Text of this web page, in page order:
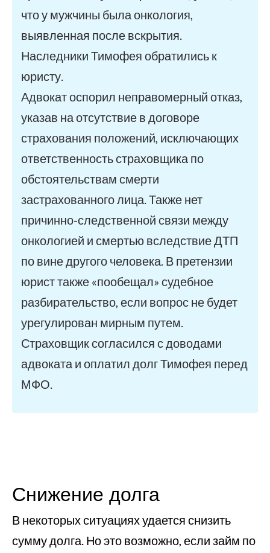
что у мужчины была онкология,
выявленная после вскрытия.
Наследники Тимофея обратились к
юристу.
Адвокат оспорил неправомерный отказ,
указав на отсутствие в договоре
страхования положений, исключающих
ответственность страховщика по
обстоятельствам смерти
застрахованного лица. Также нет
причинно-следственной связи между
онкологией и смертью вследствие ДТП
по вине другого человека. В претензии
юрист также «пообещал» судебное
разбирательство, если вопрос не будет
урегулирован мирным путем.
Страховщик согласился с доводами
адвоката и оплатил долг Тимофея перед
МФО.
Снижение долга
В некоторых ситуациях удается снизить
сумму долга. Но это возможно, если займ по